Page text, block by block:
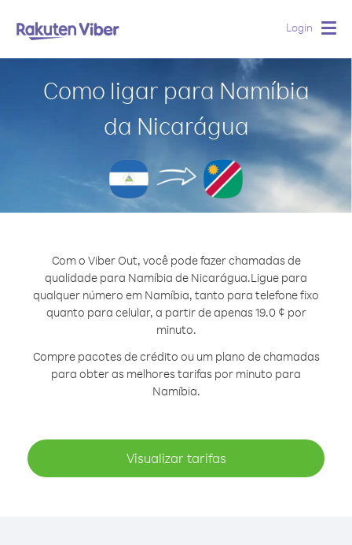
Login
Como ligar para Namíbia
da Nicarágua
Com o Viber Out, você pode fazer chamadas de
qualidade para Namíbia de Nicarágua.Ligue para
qualquer número em Namíbia, tanto para telefone fixo
quanto para celular, a partir de apenas 19.0 ¢ por
minuto.
Compre pacotes de crédito ou um plano de chamadas
para obter as melhores tarifas por minuto para
Namíbia.
Visualizar tarifas